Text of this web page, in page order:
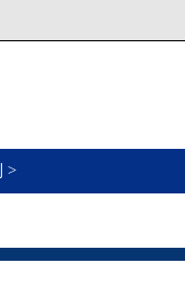
>